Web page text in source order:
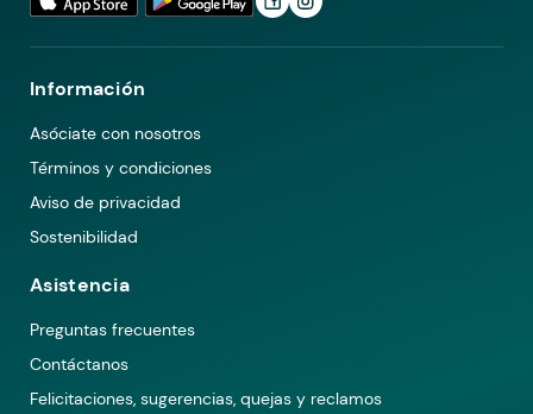
Información
Asóciate con nosotros
Términos y condiciones
Aviso de privacidad
Sostenibilidad
Asistencia
Preguntas frecuentes
Contáctanos
Felicitaciones, sugerencias, quejas y reclamos